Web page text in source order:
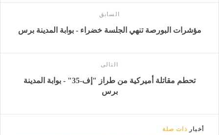
السابق
مؤشرات البورصة تنهي الجلسة خضراء - بوابة المدينة برس
التالى
تحطم مقاتلة أميركية من طراز "إف-35" - بوابة المدينة
برس
أخبار ذات صلة